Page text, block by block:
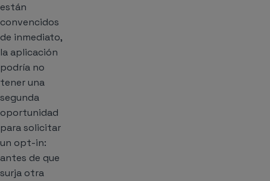
están
convencidos
de inmediato,
la aplicación
podría no
tener una
segunda
oportunidad
para solicitar
un opt-in:
antes de que
surja otra